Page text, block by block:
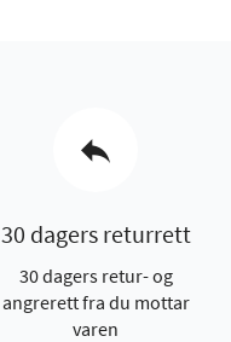
30 dagers returrett
30 dagers retur- og
angrerett fra du mottar
varen